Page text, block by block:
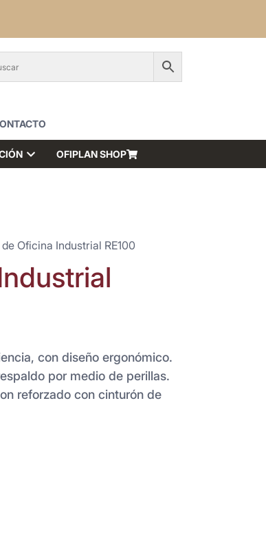
OFIPLAN SHOP
Oficina Industrial RE100
con diseño ergonómico.
por medio de perillas.
reforzado con cinturón de